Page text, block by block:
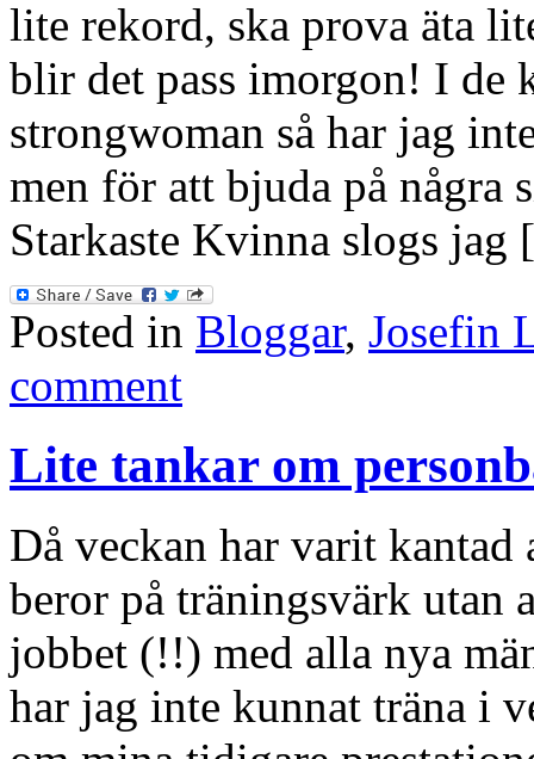
lite rekord, ska prova äta
blir det pass imorgon! I de
strongwoman så har jag
men för att bjuda på några
Starkaste Kvinna slogs
Posted in Bloggar, Josefin
comment
Lite tankar om
Då veckan har varit
beror på träningsvärk utan
jobbet (!!) med alla nya
har jag inte kunnat träna i